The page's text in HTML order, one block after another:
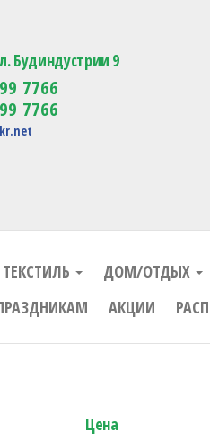
сувенирной продукции с логотипом
Будиндустрии 9
7766
7766
ТЕКСТИЛЬ ДОМ/ОТДЫХ
АКЦИИ
Цена